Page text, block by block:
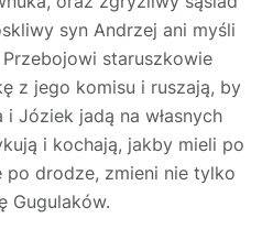
syn Andrzej ani myśli
staruszkowie
z jego komisu i ruszają, by
i Józiek jadą na własnych
i kochają, jakby mieli po
drodze, zmieni nie tylko
Gugulaków.